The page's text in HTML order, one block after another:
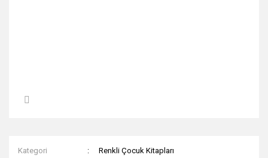
Kategori
Renkli Çocuk Kitapları